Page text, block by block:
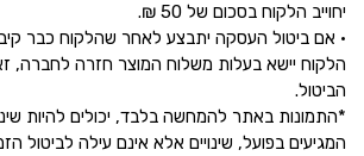
יחוייב הלקוח בסכום של 50 ₪.
• אם ביטול העסקה יתבצע לאחר שהלקוח כבר
הלקוח יישא בעלות משלוח המוצר חזרה לחברה,
הביטול.
*התמונות באתר להמחשה בלבד, יכולים להיות
המגיעים בפועל, שינויים אלא אינם עילה לביטול